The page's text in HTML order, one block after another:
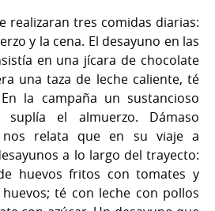
realizaran tres comidas diarias:
y la cena. El desayuno en las
en una jícara de chocolate
una taza de leche caliente, té
la campaña un sustancioso
suplía el almuerzo. Dámaso
nos relata que en su viaje a
a lo largo del trayecto:
huevos fritos con tomates y
té con leche con pollos